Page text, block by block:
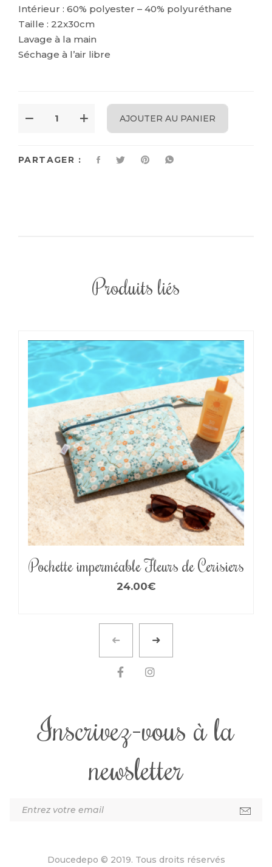
Intérieur : 60% polyester – 40% polyuréthane
Taille : 22x30cm
Lavage à la main
Séchage à l’air libre
AJOUTER AU PANIER
PARTAGER :
Produits liés
Pochette imperméable Fleurs de Cerisiers
24.00€
Inscrivez-vous à la
newsletter
Doucedepo © 2019. Tous droits réservés